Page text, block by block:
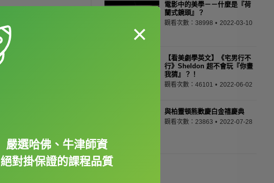
電影中的美學－－什麼是『荷
蘭式鏡頭』？
觀看次數：38998 2022-03-10
【看美劇學英文】《宅男行不
行》Sheldon 超不會玩『你畫
我猜』？！
觀看次數：46101 2022-06-02
與柏靈頓熊歡慶白金禧慶典
觀看次數：23863 2022-07-28
×
嚴選哈佛、牛津師資
絕對掛保證的課程品質